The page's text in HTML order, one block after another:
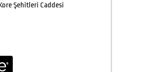
Şehitleri Caddesi